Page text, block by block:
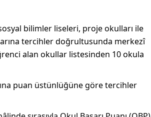
bilimler liseleri, proje okulları ile
tercihler doğrultusunda merkezî
alan okullar listesinden 10 okula
puan üstünlüğüne göre tercihler